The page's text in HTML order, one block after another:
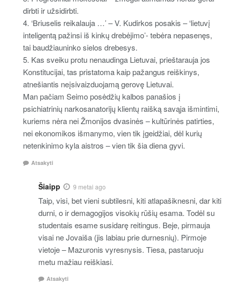
dirbti ir užsidirbti.
4. ‘Briuselis reikalauja …’ – V. Kudirkos posakis – ‘lietuvį
inteligentą pažinsi iš kinkų drebėjimo’- tebėra nepasenęs,
tai baudžiauninko sielos drebesys.
5. Kas sveiku protu nenaudinga Lietuvai, prieštarauja jos
Konstitucijai, tas pristatoma kaip pažangus reiškinys,
atnešiantis neįsivaizduojamą gerovę Lietuvai.
Man pačiam Seimo posėdžių kalbos panašios į
psichiatrinių narkosanatorijų klientų raišką savąja išmintimi,
kuriems nėra nei Žmonijos dvasinės – kultūrinės patirties,
nei ekonomikos išmanymo, vien tik įgeidžiai, dėl kurių
netenkinimo kyla aistros – vien tik šia diena gyvi.
Atsakyti
Šiaipp 9 metai ago
Taip, visi, bet vieni subtilesni, kiti atlapašiknesni, dar kiti
durni, o ir demagogijos visokių rūšių esama. Todėl su
studentais esame susidarę reitingus. Beje, pirmauja
visai ne Jovaiša (jis labiau prie durnesnių). Pirmoje
vietoje – Mazuronis vyresnysis. Tiesa, pastaruoju
metu mažiau reiškiasi.
Atsakyti